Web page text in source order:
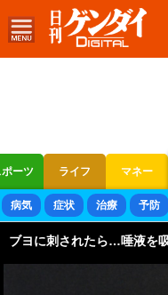
ーツ ライフ マネー
ボートレース 競輪 オー
病気 症状 治療 予防
ブヨに刺されたら…唾液を